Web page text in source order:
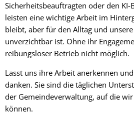
Sicherheitsbeauftragten oder den KI-
leisten eine wichtige Arbeit im
bleibt, aber für den Alltag und
unverzichtbar ist. Ohne ihr
reibungsloser Betrieb nicht möglich.
Lasst uns ihre Arbeit anerkennen
danken. Sie sind die täglichen
der Gemeindeverwaltung, auf die
können.